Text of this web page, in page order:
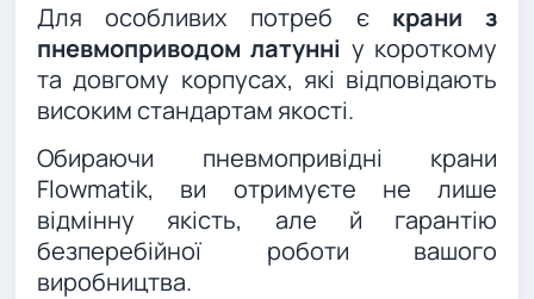
Для особливих потреб є крани з
пневмоприводом латунні у короткому
та довгому корпусах, які відповідають
високим стандартам якості.
Обираючи пневмопривідні крани
Flowmatik, ви отримуєте не лише
відмінну якість, але й гарантію
безперебійної роботи вашого
виробництва.